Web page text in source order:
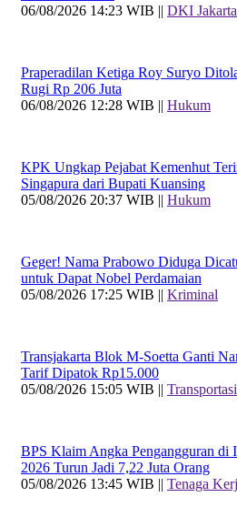
06/08/2026 14:23 WIB || DKI Jakarta
Praperadilan Ketiga Roy Suryo
Rugi Rp 206 Juta
06/08/2026 12:28 WIB || Hukum
KPK Ungkap Pejabat Kemenhut
Singapura dari Bupati Kuansing
05/08/2026 20:37 WIB || Hukum
Geger! Nama Prabowo Diduga
untuk Dapat Nobel Perdamaian
05/08/2026 17:25 WIB || Kriminal
Transjakarta Blok M-Soetta Ganti
Tarif Dipatok Rp15.000
05/08/2026 15:05 WIB || Transportasi
BPS Klaim Angka Pengangguran di
2026 Turun Jadi 7,22 Juta Orang
05/08/2026 13:45 WIB || Tenaga